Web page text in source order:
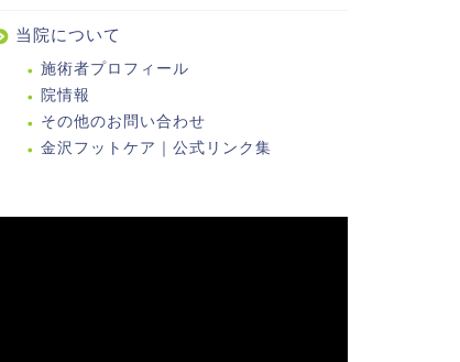
当院について
施術者プロフィール
院情報
その他のお問い合わせ
金沢フットケア｜公式リンク集